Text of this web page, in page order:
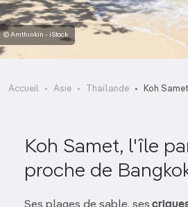
© Amthinkin - iStock
Accueil Asie Thaïlande Koh Samet
Koh Samet, l'île
proche de